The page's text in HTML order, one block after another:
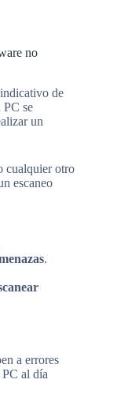
no
de
PC se
un
cualquier otro
escaneo
.
a errores
al día